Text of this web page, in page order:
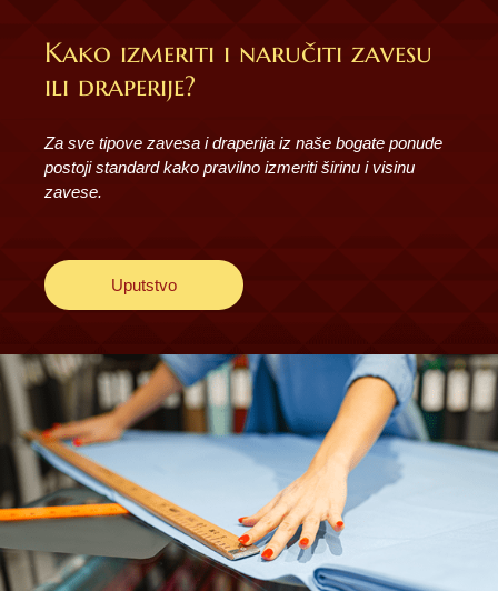
Kako izmeriti i naručiti zavesu
ili draperije?
Za sve tipove zavesa i draperija iz naše bogate ponude
postoji standard kako pravilno izmeriti širinu i visinu
zavese.
Uputstvo